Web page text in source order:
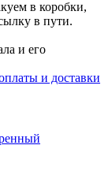
в коробки,
в пути.
и его
и доставки